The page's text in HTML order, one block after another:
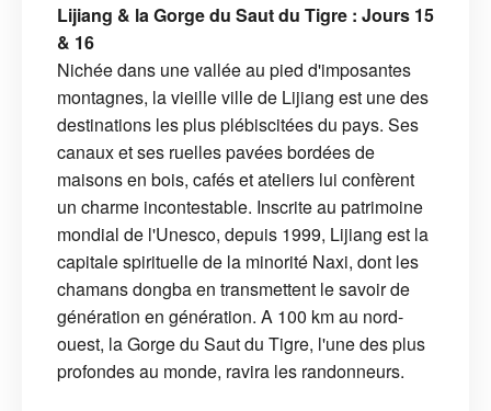
Lijiang & la Gorge du Saut du Tigre : Jours 15
& 16
Nichée dans une vallée au pied d'imposantes
montagnes, la vieille ville de Lijiang est une des
destinations les plus plébiscitées du pays. Ses
canaux et ses ruelles pavées bordées de
maisons en bois, cafés et ateliers lui confèrent
un charme incontestable. Inscrite au patrimoine
mondial de l'Unesco, depuis 1999, Lijiang est la
capitale spirituelle de la minorité Naxi, dont les
chamans dongba en transmettent le savoir de
génération en génération. A 100 km au nord-
ouest, la Gorge du Saut du Tigre, l'une des plus
profondes au monde, ravira les randonneurs.